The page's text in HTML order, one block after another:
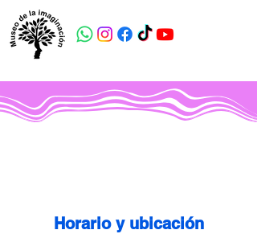
Horario y ubicación